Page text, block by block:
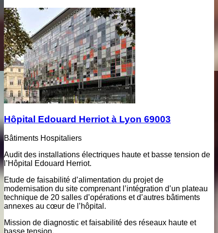
Hôpital Edouard Herriot à Lyon 69003
Bâtiments Hospitaliers
Audit des installations électriques haute et basse tension de
l’Hôpital Edouard Herriot.
Etude de faisabilité d’alimentation du projet de
modernisation du site comprenant l’intégration d’un plateau
technique de 20 salles d’opérations et d’autres bâtiments
annexes au cœur de l’hôpital.
Mission de diagnostic et faisabilité des réseaux haute et
basse tension.